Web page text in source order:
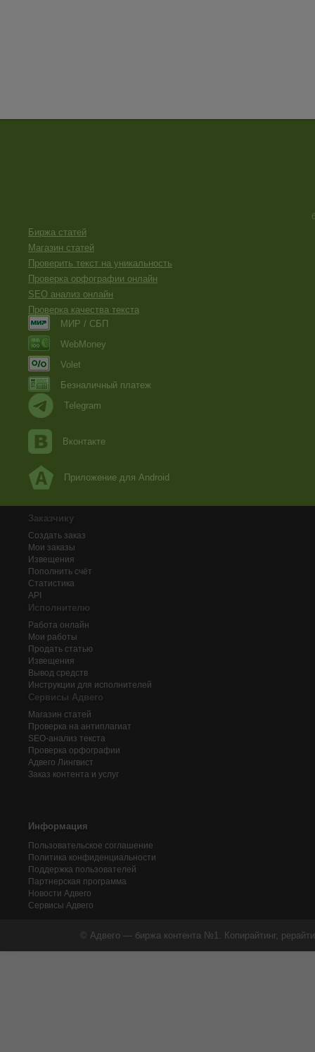
Биржа статей
Магазин статей
Проверить текст на уникальность
Проверка орфографии онлайн
SEO анализ онлайн
Проверка качества текста
МИР / СБП
WebMoney
Volet
Безналичный платеж
Telegram
Вконтакте
Приложение для Android
Заказчику
Создать заказ
Мои заказы
Извещения
Пополнить счёт
Статистика
API
Исполнителю
Работа онлайн
Мои работы
Продать статью
Извещения
Вывод средств
Инструкции для исполнителей
Сервисы Адвего
Магазин статей
Проверка на антиплагиат
SEO-анализ текста
Проверка орфографии
Адвего Лингвист
Заказ контента и услуг
Информация
Пользовательское соглашение
Политика конфиденциальности
Поддержка пользователей
Партнерская программа
Новости Адвего
Сервисы Адвего
© Адвего — биржа контента №1. Копирайтинг,